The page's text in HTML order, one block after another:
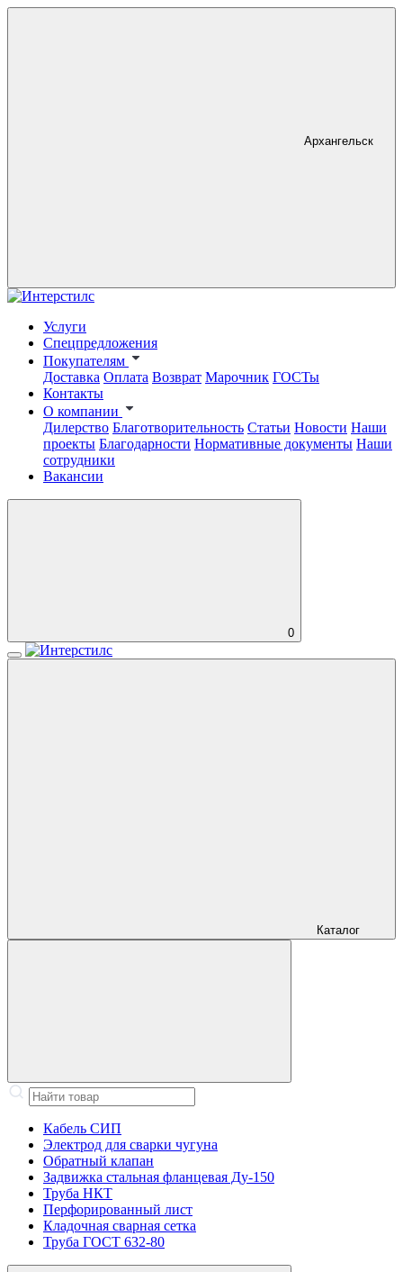
Архангельск
Услуги
Спецпредложения
Покупателям
Доставка Оплата Возврат Марочник ГОСТы
Контакты
О компании
Дилерство Благотворительность Статьи Новости Наши
проекты Благодарности Нормативные документы Наши
сотрудники
Вакансии
0
Каталог
Кабель СИП
Электрод для сварки чугуна
Обратный клапан
Задвижка стальная фланцевая Ду-150
Труба НКТ
Перфорированный лист
Кладочная сварная сетка
Труба ГОСТ 632-80